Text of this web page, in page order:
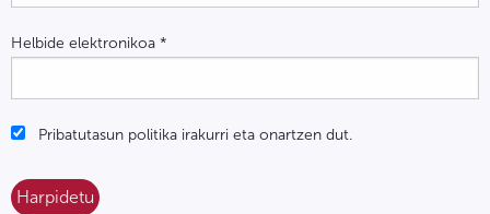
Helbide elektronikoa *
Pribatutasun politika irakurri eta onartzen dut.